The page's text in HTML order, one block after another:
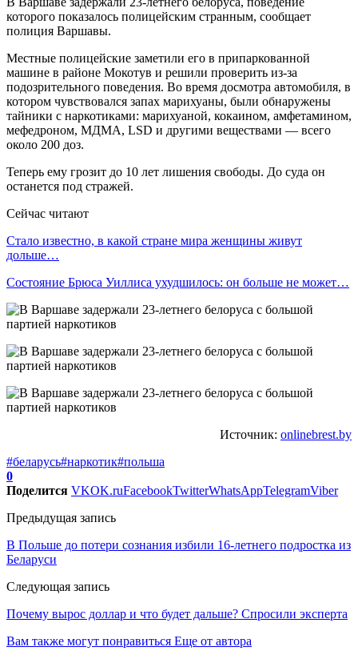
которого показалось полицейским странным, сообщает
полиция Варшавы.
Местные полицейские заметили его в припаркованной
машине в районе Мокотув и решили проверить из-за
подозрительного поведения. Во время досмотра автомобиля, в
котором чувствовался запах марихуаны, были обнаружены
тайники с наркотиками: марихуаной, кокаином, амфетамином,
мефедроном, МДМА, LSD и другими веществами — всего
около 200 доз.
Теперь ему грозит до 10 лет лишения свободы. До суда он
останется под стражей.
Сейчас читают
Стало известно, в какой стране мира женщины живут
дольше…
Состояние Брюса Уиллиса ухудшилось: он больше не может…
Источник: onlinebrest.by
#беларусь#наркотик#польша
0
Поделится VKOK.ruFacebookTwitterWhatsAppTelegramViber
Предыдущая запись
В Польше до потери сознания избили 16-летнего подростка из
Беларуси
Следующая запись
Почему вырос доллар и что будет дальше? Спросили эксперта
Вам также могут понравиться Еще от автора